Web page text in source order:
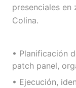
presenciales en
Colina.
• Planificación
patch panel,
• Ejecución,